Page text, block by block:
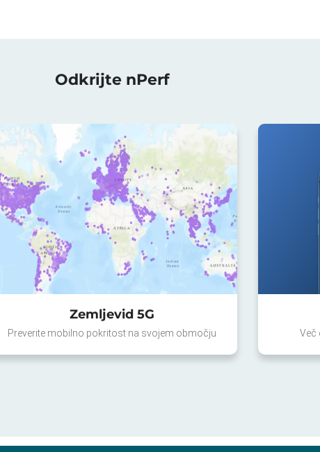
Odkrijte nPerf
Zemljevid 5G
Preverite mobilno pokritost na svojem območju Več